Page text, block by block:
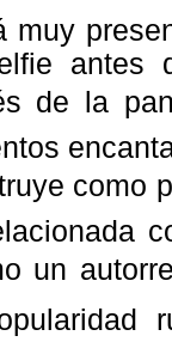
muy
antes
de la
como
un